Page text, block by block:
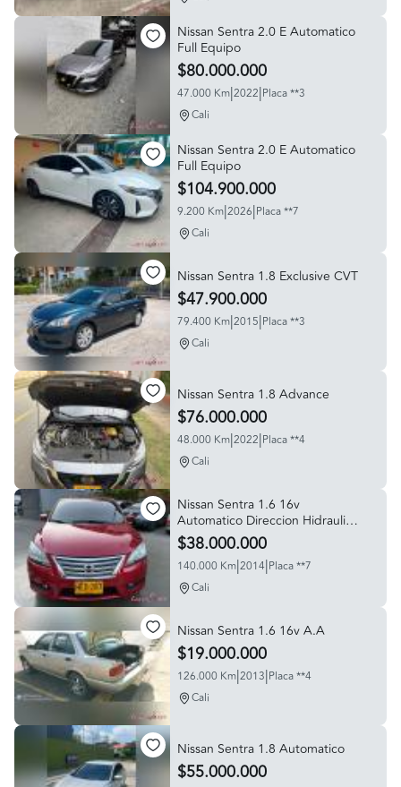
Nissan Sentra 2.0 E Automatico
Full Equipo
$80.000.000
47.000 Km|2022|Placa **3
Cali
Nissan Sentra 2.0 E Automatico
Full Equipo
$104.900.000
9.200 Km|2026|Placa **7
Cali
Nissan Sentra 1.8 Exclusive CVT
$47.900.000
79.400 Km|2015|Placa **3
Cali
Nissan Sentra 1.8 Advance
$76.000.000
48.000 Km|2022|Placa **4
Cali
Nissan Sentra 1.6 16v
Automatico Direccion Hidraulica
Aire Acondicionado
$38.000.000
140.000 Km|2014|Placa **7
Cali
Nissan Sentra 1.6 16v A.A
$19.000.000
126.000 Km|2013|Placa **4
Cali
Nissan Sentra 1.8 Automatico
$55.000.000